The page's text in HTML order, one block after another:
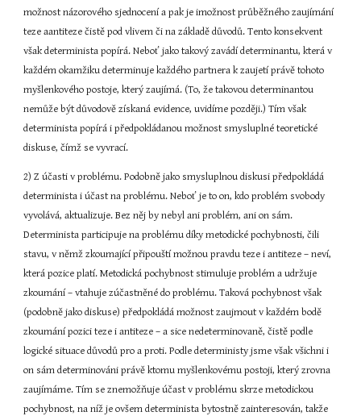
možnost názorového sjednocení a pak je imožnost průběžného zaujímání
teze aantiteze čistě pod vlivem či na základě důvodů. Tento konsekvent
však determinista popírá. Neboť jako takový zavádí determinantu, která v
každém okamžiku determinuje každého partnera k zaujetí právě tohoto
myšlenkového postoje, který zaujímá. (To, že takovou determinantou
nemůže být důvodově získaná evidence, uvidíme později.) Tím však
determinista popírá i předpokládanou možnost smysluplné teoretické
diskuse, čímž se vyvrací.
2) Z účasti v problému. Podobně jako smysluplnou diskusi předpokládá
determinista i účast na problému. Neboť je to on, kdo problém svobody
vyvolává, aktualizuje. Bez něj by nebyl ani problém, ani on sám.
Determinista participuje na problému díky metodické pochybnosti, čili
stavu, v němž zkoumající připouští možnou pravdu teze i antiteze – neví,
která pozice platí. Metodická pochybnost stimuluje problém a udržuje
zkoumání – vtahuje zúčastněné do problému. Taková pochybnost však
(podobně jako diskuse) předpokládá možnost zaujmout v každém bodě
zkoumání pozici teze i antiteze – a sice nedeterminovaně, čistě podle
logické situace důvodů pro a proti. Podle deterministy jsme však všichni i
on sám determinováni právě ktomu myšlenkovému postoji, který zrovna
zaujímáme. Tím se znemožňuje účast v problému skrze metodickou
pochybnost, na níž je ovšem determinista bytostně zainteresován, takže